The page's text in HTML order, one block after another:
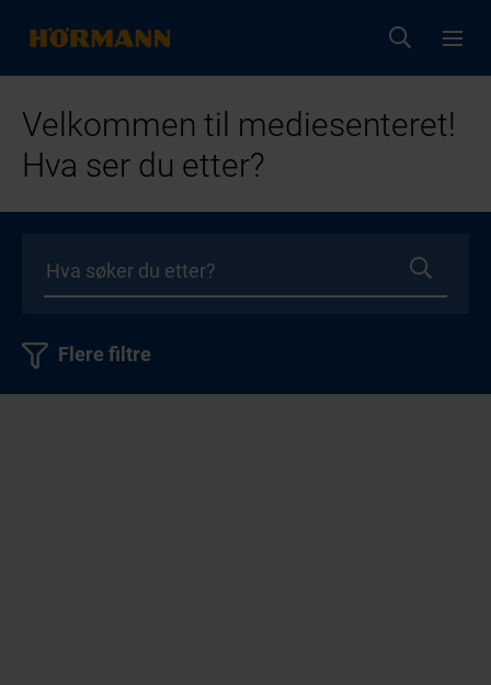
Velkommen til mediesenteret!
Hva ser du etter?
Flere filtre